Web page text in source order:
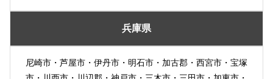
兵庫県
尼崎市・芦屋市・伊丹市・明石市・加古郡・西宮市・宝塚